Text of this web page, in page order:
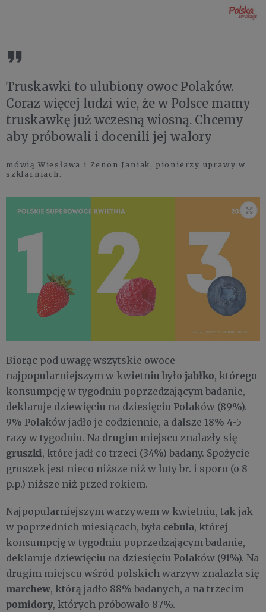
Truskawki to ulubiony owoc Polaków.
Coraz więcej ludzi wie, że w Polsce mamy
truskawkę już wczesną wiosną. Chcemy
aby próbowali i docenili jej walory
mówią Wiesława i Zenon Janiak, pionierzy uprawy w
szklarniach.
Biorąc pod uwagę wszytskie owoce
najpopularniejszym w kwietniu było jabłko, którego
konsumpcję w tygodniu poprzedzającym badanie,
deklaruje dziewięciu na dziesięciu Polaków (89%).
9% Polaków jadło je codziennie, a dalsze 18% 4-5
razy w tygodniu. Na drugim miejscu znalazły się
gruszki, które jadł co trzeci (34%) badany. Spożycie
gruszek jest nieco niższe niż w luty br. i sporo (o 8
p.p.) niższe niż przed rokiem.
Najpopularniejszym warzywem w kwietniu, tak jak
w poprzednich miesiącach, była cebula, której
konsumpcję w tygodniu poprzedzającym badanie,
deklaruje dziewięciu na dziesięciu Polaków (91%). Na
drugim miejscu wśród polskich warzyw znalazła się
marchew, którą jadło 88% badanych, a na trzecim
pomidory, których próbowało 87%.